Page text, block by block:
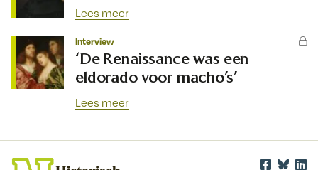
Lees meer
Interview
‘De Renaissance was een
eldorado voor macho’s’
Lees meer